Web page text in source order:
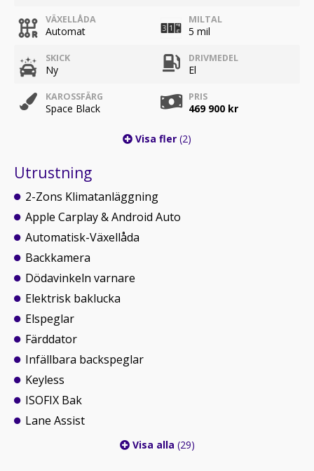
VÄXELLÅDA
Automat
MILTAL
5 mil
SKICK
Ny
DRIVMEDEL
El
KAROSSFÄRG
Space Black
PRIS
469 900 kr
Visa fler (2)
Utrustning
2-Zons Klimatanläggning
Apple Carplay & Android Auto
Automatisk-Växellåda
Backkamera
Dödavinkeln varnare
Elektrisk baklucka
Elspeglar
Färddator
Infällbara backspeglar
Keyless
ISOFIX Bak
Lane Assist
Visa alla (29)